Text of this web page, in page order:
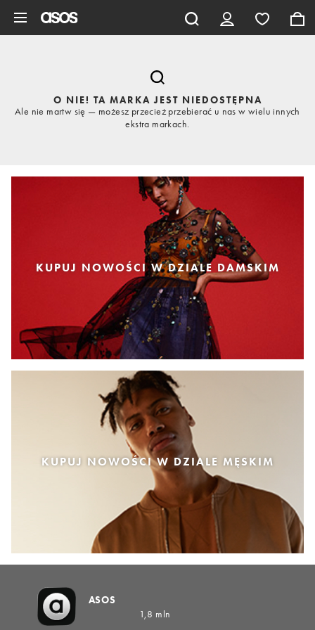
O NIE! TA MARKA JEST NIEDOSTĘPNA
Ale nie martw się — możesz przecież przebierać u nas w wielu innych
ekstra markach.
KUPUJ NOWOŚCI W DZIALE DAMSKIM
KUPUJ NOWOŚCI W DZIALE MĘSKIM
ASOS
1,8 mln